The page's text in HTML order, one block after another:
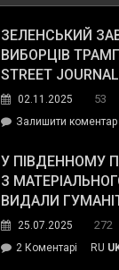
ЗЕЛЕНСЬКИЙ
ВИБОРЦІВ
STREET
02.11.2025 53
Залишити коментар
У ПІВДЕННОМУ
З
ВИДАЛИ
25.07.2025 272
2 Коментарі
RU